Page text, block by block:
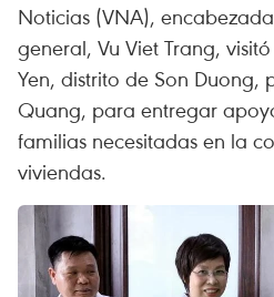
Noticias (VNA),
general, Vu Viet Trang,
Yen, distrito de Son Duong,
Quang, para entregar
familias necesitadas en la
viviendas.